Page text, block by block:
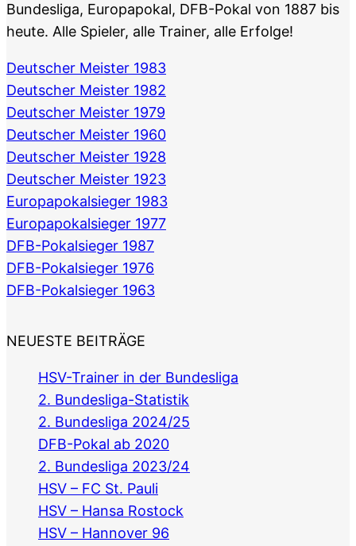
Bundesliga, Europapokal, DFB-Pokal von 1887 bis
heute. Alle Spieler, alle Trainer, alle Erfolge!
Deutscher Meister 1983
Deutscher Meister 1982
Deutscher Meister 1979
Deutscher Meister 1960
Deutscher Meister 1928
Deutscher Meister 1923
Europapokalsieger 1983
Europapokalsieger 1977
DFB-Pokalsieger 1987
DFB-Pokalsieger 1976
DFB-Pokalsieger 1963
NEUESTE BEITRÄGE
HSV-Trainer in der Bundesliga
2. Bundesliga-Statistik
2. Bundesliga 2024/25
DFB-Pokal ab 2020
2. Bundesliga 2023/24
HSV – FC St. Pauli
HSV – Hansa Rostock
HSV – Hannover 96